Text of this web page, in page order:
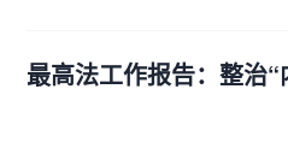
最高法工作报告：整治